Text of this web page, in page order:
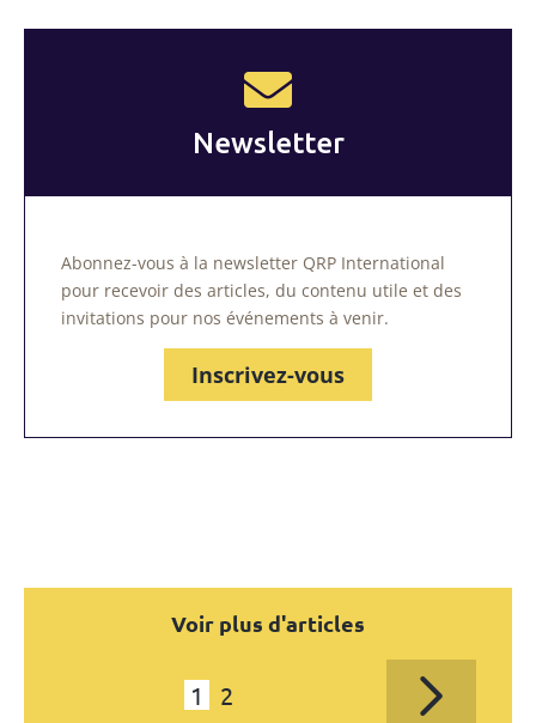
Newsletter
Abonnez-vous à la newsletter QRP International
pour recevoir des articles, du contenu utile et des
invitations pour nos événements à venir.
Inscrivez-vous
Voir plus d'articles
1 2